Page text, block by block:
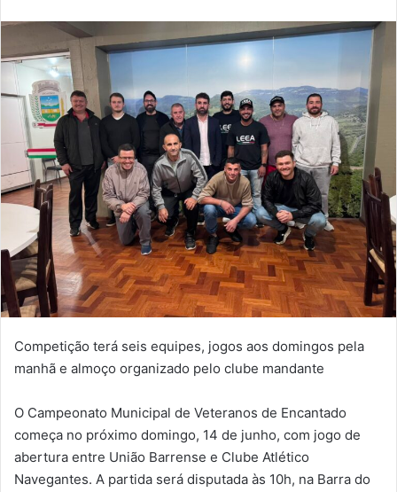
Competição terá seis equipes, jogos aos domingos pela
manhã e almoço organizado pelo clube mandante
O Campeonato Municipal de Veteranos de Encantado
começa no próximo domingo, 14 de junho, com jogo de
abertura entre União Barrense e Clube Atlético
Navegantes. A partida será disputada às 10h, na Barra do